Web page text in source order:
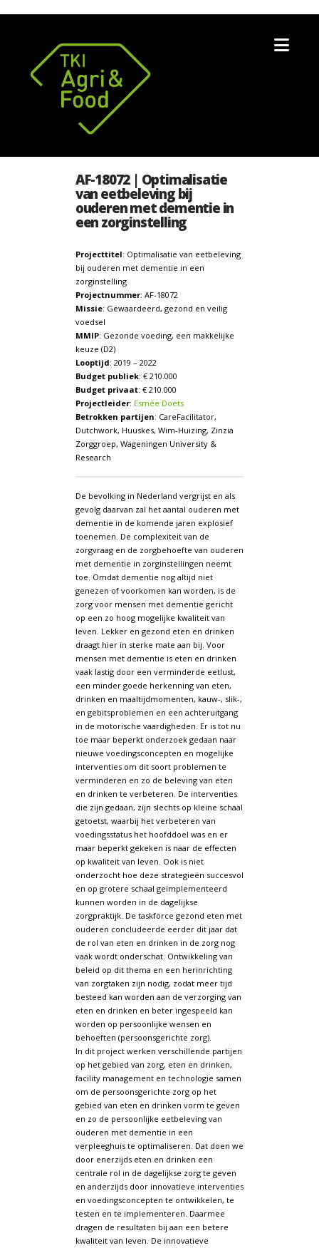
AF-18072 | Optimalisatie
van eetbeleving bij
ouderen met dementie in
een zorginstelling
Projecttitel: Optimalisatie van eetbeleving
bij ouderen met dementie in een
zorginstelling
Projectnummer: AF-18072
Missie: Gewaardeerd, gezond en veilig
voedsel
MMIP: Gezonde voeding, een makkelijke
keuze (D2)
Looptijd: 2019 – 2022
Budget publiek: € 210.000
Budget privaat: € 210.000
Projectleider: Esmée Doets
Betrokken partijen: CareFacilitator,
Dutchwork, Huuskes, Wim-Huizing, Zinzia
Zorggroep, Wageningen University &
Research
De bevolking in Nederland vergrijst en als
gevolg daarvan zal het aantal ouderen met
dementie in de komende jaren explosief
toenemen. De complexiteit van de
zorgvraag en de zorgbehoefte van ouderen
met dementie in zorginstellingen neemt
toe. Omdat dementie nog altijd niet
genezen of voorkomen kan worden, is de
zorg voor mensen met dementie gericht
op een zo hoog mogelijke kwaliteit van
leven. Lekker en gezond eten en drinken
draagt hier in sterke mate aan bij. Voor
mensen met dementie is eten en drinken
vaak lastig door een verminderde eetlust,
een minder goede herkenning van eten,
drinken en maaltijdmomenten, kauw-, slik-,
en gebitsproblemen en een achteruitgang
in de motorische vaardigheden. Er is tot nu
toe maar beperkt onderzoek gedaan naar
nieuwe voedingsconcepten en mogelijke
interventies om dit soort problemen te
verminderen en zo de beleving van eten
en drinken te verbeteren. De interventies
die zijn gedaan, zijn slechts op kleine schaal
getoetst, waarbij het verbeteren van
voedingsstatus het hoofddoel was en er
maar beperkt gekeken is naar de effecten
op kwaliteit van leven. Ook is niet
onderzocht hoe deze strategieën succesvol
en op grotere schaal geïmplementeerd
kunnen worden in de dagelijkse
zorgpraktijk. De taskforce gezond eten met
ouderen concludeerde eerder dit jaar dat
de rol van eten en drinken in de zorg nog
vaak wordt onderschat. Ontwikkeling van
beleid op dit thema en een herinrichting
van zorgtaken zijn nodig, zodat meer tijd
besteed kan worden aan de verzorging van
eten en drinken en beter ingespeeld kan
worden op persoonlijke wensen en
behoeften (persoonsgerichte zorg).
In dit project werken verschillende partijen
op het gebied van zorg, eten en drinken,
facility management en technologie samen
om de persoonsgerichte zorg op het
gebied van eten en drinken vorm te geven
en zo de persoonlijke eetbeleving van
ouderen met dementie in een
verpleeghuis te optimaliseren. Dat doen we
door enerzijds eten en drinken een
centrale rol in de dagelijkse zorg te geven
en anderzijds door innovatieve interventies
en voedingsconcepten te ontwikkelen, te
testen en te implementeren. Daarmee
dragen de resultaten bij aan een betere
kwaliteit van leven. De innovatieve